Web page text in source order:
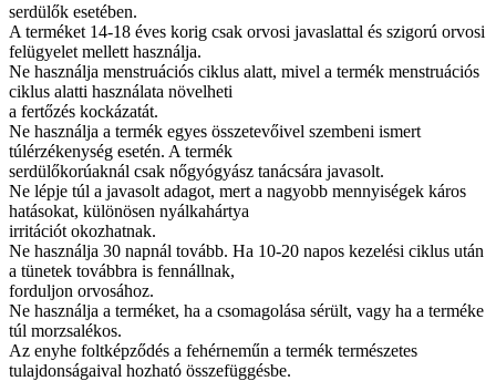
serdülők esetében.
A terméket 14-18 éves korig csak orvosi javaslattal és szigorú orvosi
felügyelet mellett használja.
Ne használja menstruációs ciklus alatt, mivel a termék menstruációs
ciklus alatti használata növelheti
a fertőzés kockázatát.
Ne használja a termék egyes összetevőivel szembeni ismert
túlérzékenység esetén. A termék
serdülőkorúaknál csak nőgyógyász tanácsára javasolt.
Ne lépje túl a javasolt adagot, mert a nagyobb mennyiségek káros
hatásokat, különösen nyálkahártya
irritációt okozhatnak.
Ne használja 30 napnál tovább. Ha 10-20 napos kezelési ciklus után
a tünetek továbbra is fennállnak,
forduljon orvosához.
Ne használja a terméket, ha a csomagolása sérült, vagy ha a terméke
túl morzsalékos.
Az enyhe foltképződés a fehérneműn a termék természetes
tulajdonságaival hozható összefüggésbe.